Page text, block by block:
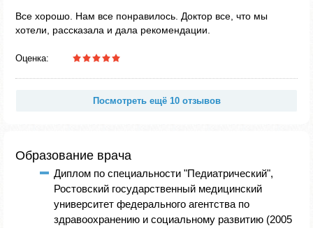
Все хорошо. Нам все понравилось. Доктор все, что мы
хотели, рассказала и дала рекомендации.
Оценка:
Посмотреть ещё 10 отзывов
Образование врача
Диплом по специальности "Педиатрический",
Ростовский государственный медицинский
университет федерального агентства по
здравоохранению и социальному развитию (2005